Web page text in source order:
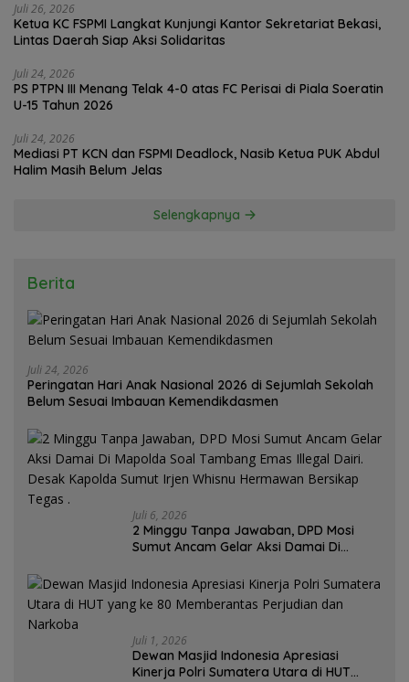
Juli 26, 2026
Ketua KC FSPMI Langkat Kunjungi Kantor Sekretariat Bekasi,
Lintas Daerah Siap Aksi Solidaritas
Juli 24, 2026
PS PTPN III Menang Telak 4-0 atas FC Perisai di Piala Soeratin
U-15 Tahun 2026
Juli 24, 2026
Mediasi PT KCN dan FSPMI Deadlock, Nasib Ketua PUK Abdul
Selengkapnya
Berita
Juli 24, 2026
Peringatan Hari Anak Nasional 2026 di Sejumlah Sekolah
Belum Sesuai Imbauan Kemendikdasmen
Juli 6, 2026
2 Minggu Tanpa Jawaban, DPD Mosi
Sumut Ancam Gelar Aksi Damai Di
Dairi. Desak Kapolda Sumut Irjen
Whisnu Hermawan Bersikap Tegas .
Juli 1, 2026
Dewan Masjid Indonesia Apresiasi
Kinerja Polri Sumatera Utara di HUT